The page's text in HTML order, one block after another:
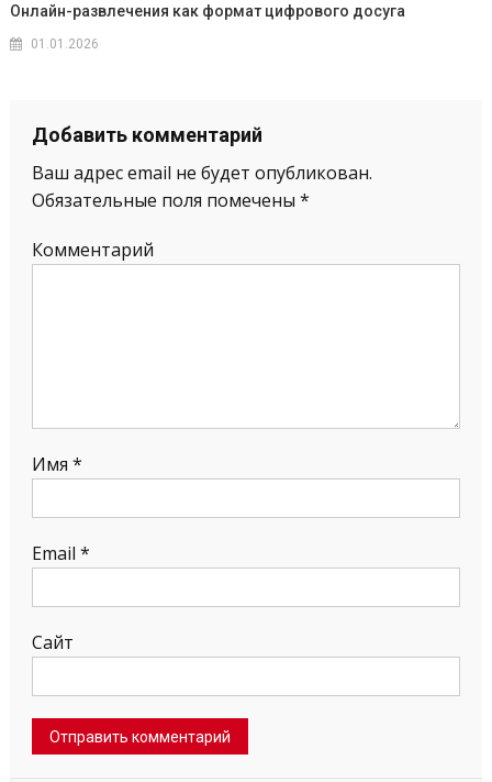
Онлайн-развлечения как формат цифрового досуга
01.01.2026
Добавить комментарий
Ваш адрес email не будет опубликован.
Обязательные поля помечены *
Комментарий
Имя *
Email *
Сайт